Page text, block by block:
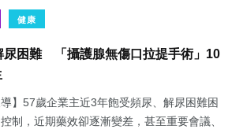
健康
尿困難 「攝護腺無傷口拉提手術」10
導】57歲企業主近3年飽受頻尿、解尿困難困
制，近期藥效卻逐漸變差，甚至重要會議、